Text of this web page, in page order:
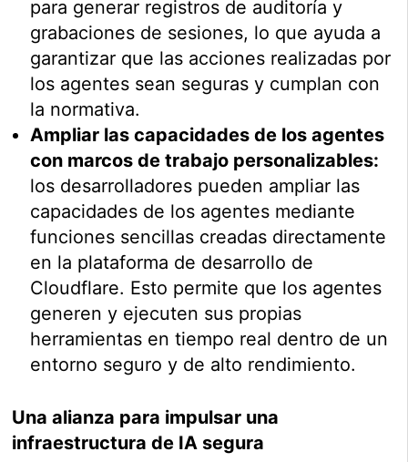
para generar registros de auditoría y
grabaciones de sesiones, lo que ayuda a
garantizar que las acciones realizadas por
los agentes sean seguras y cumplan con
la normativa.
Ampliar las capacidades de los agentes
con marcos de trabajo personalizables:
los desarrolladores pueden ampliar las
capacidades de los agentes mediante
funciones sencillas creadas directamente
en la plataforma de desarrollo de
Cloudflare. Esto permite que los agentes
generen y ejecuten sus propias
herramientas en tiempo real dentro de un
entorno seguro y de alto rendimiento.
Una alianza para impulsar una
infraestructura de IA segura